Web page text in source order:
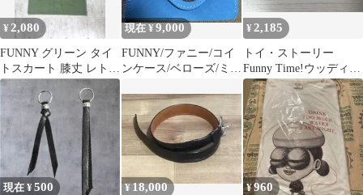
¥ 2,080
FUNNY グリーン タイ
トスカート 膝丈 レトロ
上品 古着女子 13
現在 ¥9,000
FUNNY/ファニー/コイ
ンケース/ベローズ/ミニ
エード
¥ 2,185
トイ・ストーリー
Funny Time!ウッディ
×2、ロッツォ ×2新品未
使用
現在 ¥500 ¥18,000 ¥960